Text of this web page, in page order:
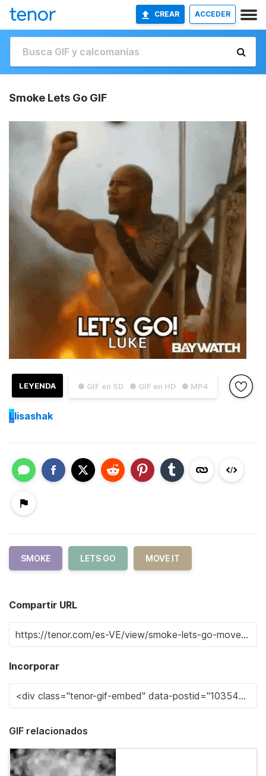
CREAR ACCEDER
Smoke Lets Go GIF
● GIF en SD ● GIF en HD ● MP4
LEYENDA
Llisashak
SMOKE LETS GO MOVE IT
Compartir URL
Incorporar
GIF relacionados